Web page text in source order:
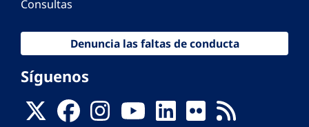
Consultas
Denuncia las faltas de conducta
Síguenos